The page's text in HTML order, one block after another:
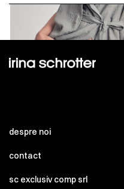
despre noi
contact
sc exclusiv comp srl